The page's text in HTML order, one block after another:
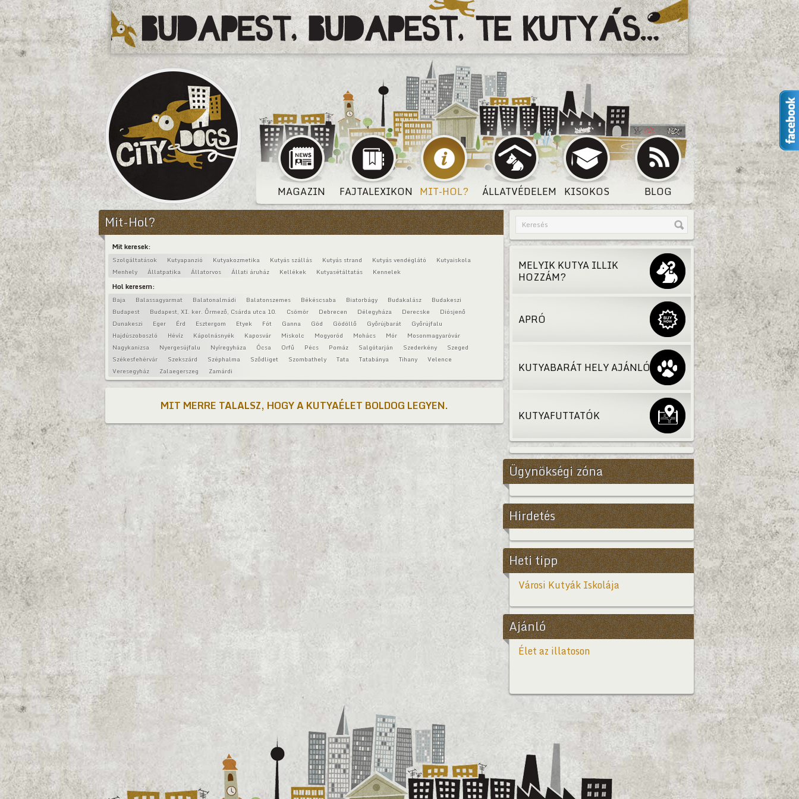
CityDogs
MAGAZIN FAJTALEXIKON MIT-HOL? ÁLLATVÉDELEM KISOKOS BLOG
Mit-Hol?
Mit keresek:
Szolgáltatások Kutyapanzió Kutyakozmetika Kutyás szállás Kutyás strand Kutyás vendéglátó
Kutyaiskola
Menhely
Állatpatika Állatorvos Állati áruház Kellékek Kutyasétáltatás Kennelek
Hol keresem:
Baja Balassagyarmat Balatonalmádi Balatonszemes Békéscsaba Biatorbágy Budakalász
Budakeszi
Budapest
Budapest, XI. ker. Őrmező, Csárda utca 10. Csömör Debrecen Délegyháza Derecske
Diósjenő
Dunakeszi
Eger Érd Esztergom Etyek Fót Ganna Göd Gödöllő Győrújbarát
Győrújfalu
Hajdúszoboszló
Hévíz Kápolnásnyék Kaposvár Miskolc Mogyoród Mohács Mór
Mosonmagyaróvár
Nagykanizsa
Nyergesújfalu Nyíregyháza Ócsa Orfű Pécs Pomáz Salgótarján Szederkény
Szeged
Székesfehérvár
Szekszárd Széphalma Sződliget Szombathely Tata Tatabánya Tihany
Velence
Veresegyház
Zalaegerszeg Zamárdi
MIT MERRE TALALSZ, HOGY A KUTYAÉLET BOLDOG LEGYEN.
MELYIK KUTYA ILLIK
HOZZÁM?
APRÓ
KUTYABARÁT HELY AJÁNLÓ
KUTYAFUTTATÓK
Ügynökségi zóna
Hirdetés
Heti tipp
Városi Kutyák Iskolája
Ajánló
Élet az illatoson